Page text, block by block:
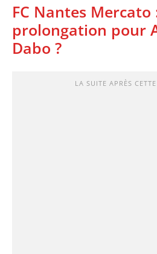
FC Nantes Mercato
prolongation pour
Dabo ?
LA SUITE APRÈS